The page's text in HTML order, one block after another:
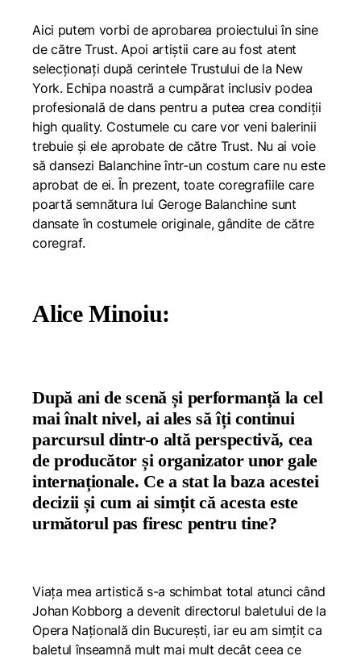
Aici putem vorbi de aprobarea proiectului în sine
de către Trust. Apoi artiștii care au fost atent
selecționați după cerintele Trustului de la New
York. Echipa noastră a cumpărat inclusiv podea
profesională de dans pentru a putea crea condiții
high quality. Costumele cu care vor veni balerinii
trebuie și ele aprobate de către Trust. Nu ai voie
să dansezi Balanchine într-un costum care nu este
aprobat de ei. În prezent, toate coregrafiile care
poartă semnătura lui Geroge Balanchine sunt
dansate în costumele originale, gândite de către
coregraf.
Alice Minoiu:
După ani de scenă și performanță la cel
mai înalt nivel, ai ales să îți continui
parcursul dintr-o altă perspectivă, cea
de producător și organizator unor gale
internaționale. Ce a stat la baza acestei
decizii și cum ai simțit că acesta este
următorul pas firesc pentru tine?
Viața mea artistică s-a schimbat total atunci când
Johan Kobborg a devenit directorul baletului de la
Opera Națională din București, iar eu am simțit ca
baletul înseamnă mult mai mult decât ceea ce